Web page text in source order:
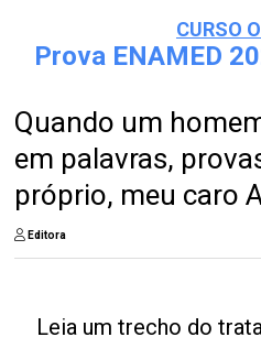
CURSO
Prova ENAMED
Quando um
em palavras,
próprio, meu caro
Editora
Leia um trecho do